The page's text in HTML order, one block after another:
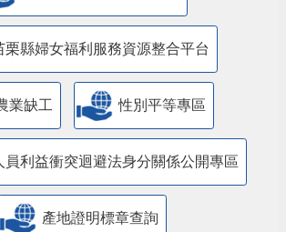
栗縣婦女福利服務資源整合平台
業缺工 性別平等專區
員利益衝突迴避法身分關係公開專區
產地證明標章查詢